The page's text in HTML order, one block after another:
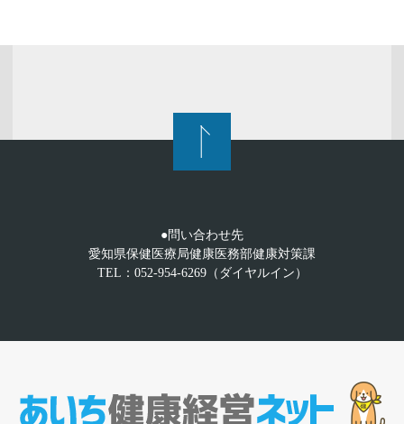
●問い合わせ先
愛知県保健医療局健康医務部健康対策課
TEL：052-954-6269（ダイヤルイン）